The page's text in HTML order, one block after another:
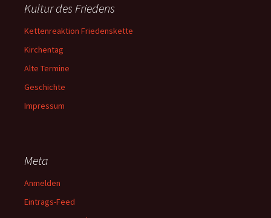
Kultur des Friedens
Kettenreaktion Friedenskette
Kirchentag
Alte Termine
Geschichte
Impressum
Meta
Anmelden
Eintrags-Feed